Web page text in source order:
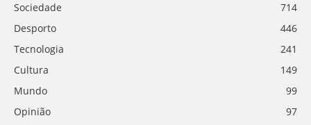
Sociedade
714
Desporto
446
Tecnologia
241
Cultura
149
Mundo
99
Opinião
97